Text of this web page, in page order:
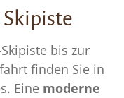
bis zur
finden Sie in
Eine moderne